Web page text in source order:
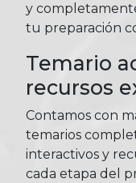
y
tu preparación
Temario
recursos
Contamos con
temarios
interactivos y
cada etapa del